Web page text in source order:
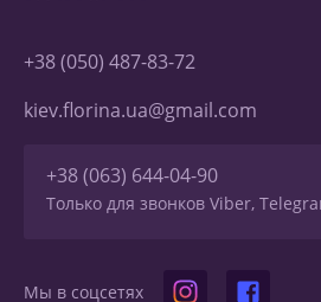
+38 (050) 487-83-72
kiev.florina.ua@gmail.com
+38 (063) 644-04-90
Только для звонков Viber,
Мы в соцсетях